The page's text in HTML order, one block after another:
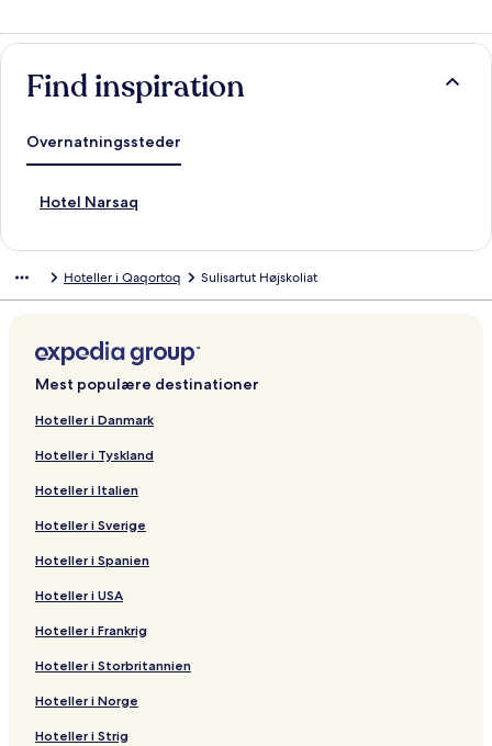
Find inspiration
Overnatningssteder
Hotel Narsaq
L
b
r
d
n
e
i
d
e
:
o
e
N
a
r
s
Hoteller i Qaqortoq Sulisartut Højskoliat
Mest populære destinationer
Hoteller i Danmark
Hoteller i Tyskland
Hoteller i Italien
Hoteller i Sverige
Hoteller i Spanien
Hoteller i USA
Hoteller i Frankrig
Hoteller i Storbritannien
Hoteller i Norge
Hoteller i Strig